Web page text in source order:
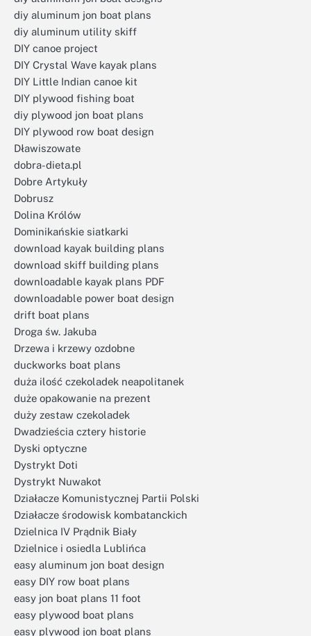
diy aluminum jon boat plans
diy aluminum utility skiff
DIY canoe project
DIY Crystal Wave kayak plans
DIY Little Indian canoe kit
DIY plywood fishing boat
diy plywood jon boat plans
DIY plywood row boat design
Dławiszowate
dobra-dieta.pl
Dobre Artykuły
Dobrusz
Dolina Królów
Dominikańskie siatkarki
download kayak building plans
download skiff building plans
downloadable kayak plans PDF
downloadable power boat design
drift boat plans
Droga św. Jakuba
Drzewa i krzewy ozdobne
duckworks boat plans
duża ilość czekoladek neapolitanek
duże opakowanie na prezent
duży zestaw czekoladek
Dwadzieścia cztery historie
Dyski optyczne
Dystrykt Doti
Dystrykt Nuwakot
Działacze Komunistycznej Partii Polski
Działacze środowisk kombatanckich
Dzielnica IV Prądnik Biały
Dzielnice i osiedla Lublińca
easy aluminum jon boat design
easy DIY row boat plans
easy jon boat plans 11 foot
easy plywood boat plans
easy plywood jon boat plans